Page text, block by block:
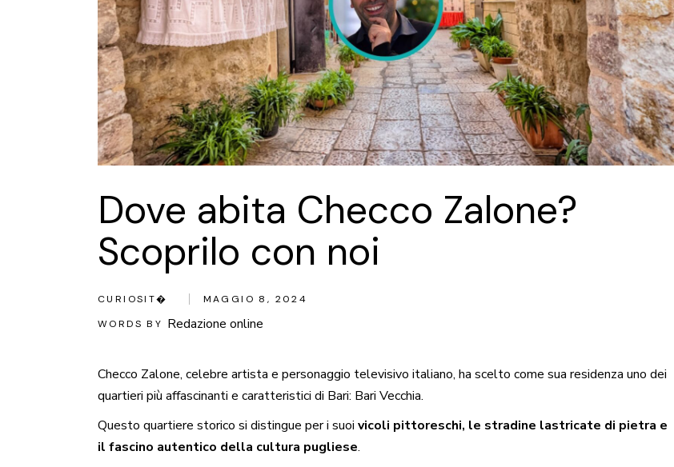
Dove abita Checco Zalone?
Scoprilo con noi
CURIOSIT�
MAGGIO 8, 2024
WORDS BY Redazione online
Checco Zalone, celebre artista e personaggio televisivo italiano, ha scelto come sua residenza uno dei
quartieri più affascinanti e caratteristici di Bari: Bari Vecchia.
Questo quartiere storico si distingue per i suoi vicoli pittoreschi, le stradine lastricate di pietra e
il fascino autentico della cultura pugliese.